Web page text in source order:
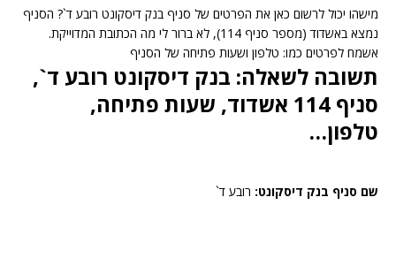
מישהו יכול לרשום כאן את הפרטים של סניף בנק דיסקונט רובע ד`? הסניף
נמצא באשדוד (מספר סניף 114), לא ברור לי מה הכתובת המדוייקת.
אשמח לפרטים כמו: טלפון ושעות פתיחה של הסניף
תשובה לשאלה: בנק דיסקונט רובע ד`,
סניף 114 אשדוד, שעות פתיחה,
טלפון…
שם סניף בנק דיסקונט: רובע ד`